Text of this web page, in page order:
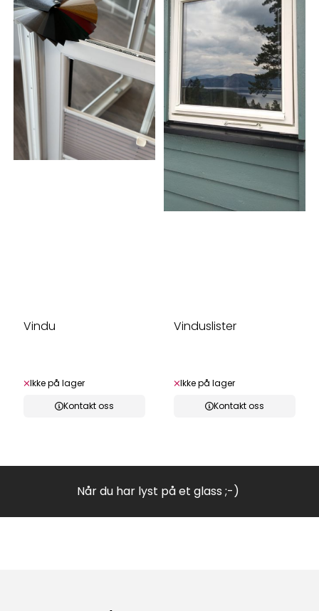
Vindu
Ikke på lager
Kontakt oss
Vinduslister
Ikke på lager
Kontakt oss
Når du har lyst på et glass ;-)